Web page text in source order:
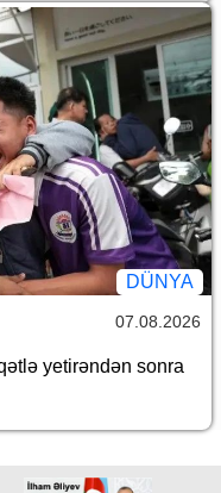
DÜNYA
07.08.2026
yetirəndən sonra